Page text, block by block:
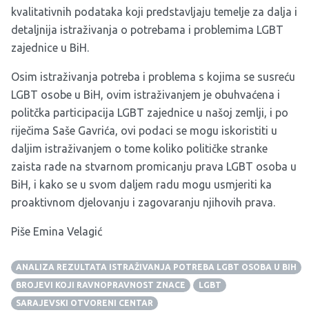
kvalitativnih podataka koji predstavljaju temelje za dalja i
detaljnija istraživanja o potrebama i problemima LGBT
zajednice u BiH.
Osim istraživanja potreba i problema s kojima se susreću
LGBT osobe u BiH, ovim istraživanjem je obuhvaćena i
politčka participacija LGBT zajednice u našoj zemlji, i po
riječima Saše Gavrića, ovi podaci se mogu iskoristiti u
daljim istraživanjem o tome koliko političke stranke
zaista rade na stvarnom promicanju prava LGBT osoba u
BiH, i kako se u svom daljem radu mogu usmjeriti ka
proaktivnom djelovanju i zagovaranju njihovih prava.
Piše Emina Velagić
ANALIZA REZULTATA ISTRAŽIVANJA POTREBA LGBT OSOBA U BIH
BROJEVI KOJI RAVNOPRAVNOST ZNACE
LGBT
SARAJEVSKI OTVORENI CENTAR